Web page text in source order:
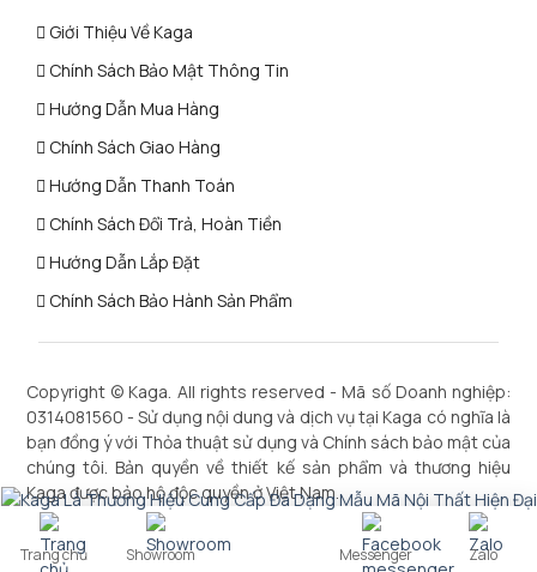
Giới Thiệu Về Kaga
Chính Sách Bảo Mật Thông Tin
Hướng Dẫn Mua Hàng
Chính Sách Giao Hàng
Hướng Dẫn Thanh Toán
Chính Sách Đổi Trả, Hoàn Tiền
Hướng Dẫn Lắp Đặt
Chính Sách Bảo Hành Sản Phẩm
Copyright ©Kaga. All rights reserved - Mã số Doanh nghiệp:
0314081560 - Sử dụng nội dung và dịch vụ tại Kaga có nghĩa là
bạn đồng ý với Thỏa thuật sử dụng và Chính sách bảo mật của
chúng tôi. Bản quyền về thiết kế sản phẩm và thương hiệu
Kaga được bảo hộ độc quyền ở Việt Nam.
Trang chủ Showroom Messenger Zalo